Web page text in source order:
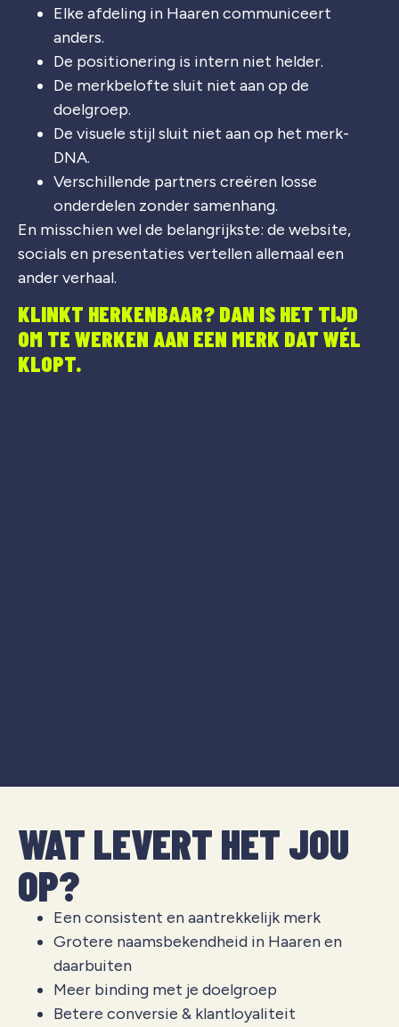
Elke afdeling in Haaren communiceert
anders.
De positionering is intern niet helder.
De merkbelofte sluit niet aan op de
doelgroep.
De visuele stijl sluit niet aan op het merk-
DNA.
Verschillende partners creëren losse
onderdelen zonder samenhang.
En misschien wel de belangrijkste: de website,
socials en presentaties vertellen allemaal een
ander verhaal.
KLINKT HERKENBAAR? DAN IS HET TIJD
OM TE WERKEN AAN EEN MERK DAT WÉL
KLOPT.
WAT LEVERT HET JOU
OP?
Een consistent en aantrekkelijk merk
Grotere naamsbekendheid in Haaren en
daarbuiten
Meer binding met je doelgroep
Betere conversie & klantloyaliteit